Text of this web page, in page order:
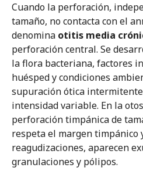
Cuando la perforación,
tamaño, no contacta con el
denomina otitis media
perforación central. Se
la flora bacteriana, factores
huésped y condiciones
supuración ótica
intensidad variable. En la
perforación timpánica de
respeta el margen timpánico
reagudizaciones, aparecen
granulaciones y pólipos.